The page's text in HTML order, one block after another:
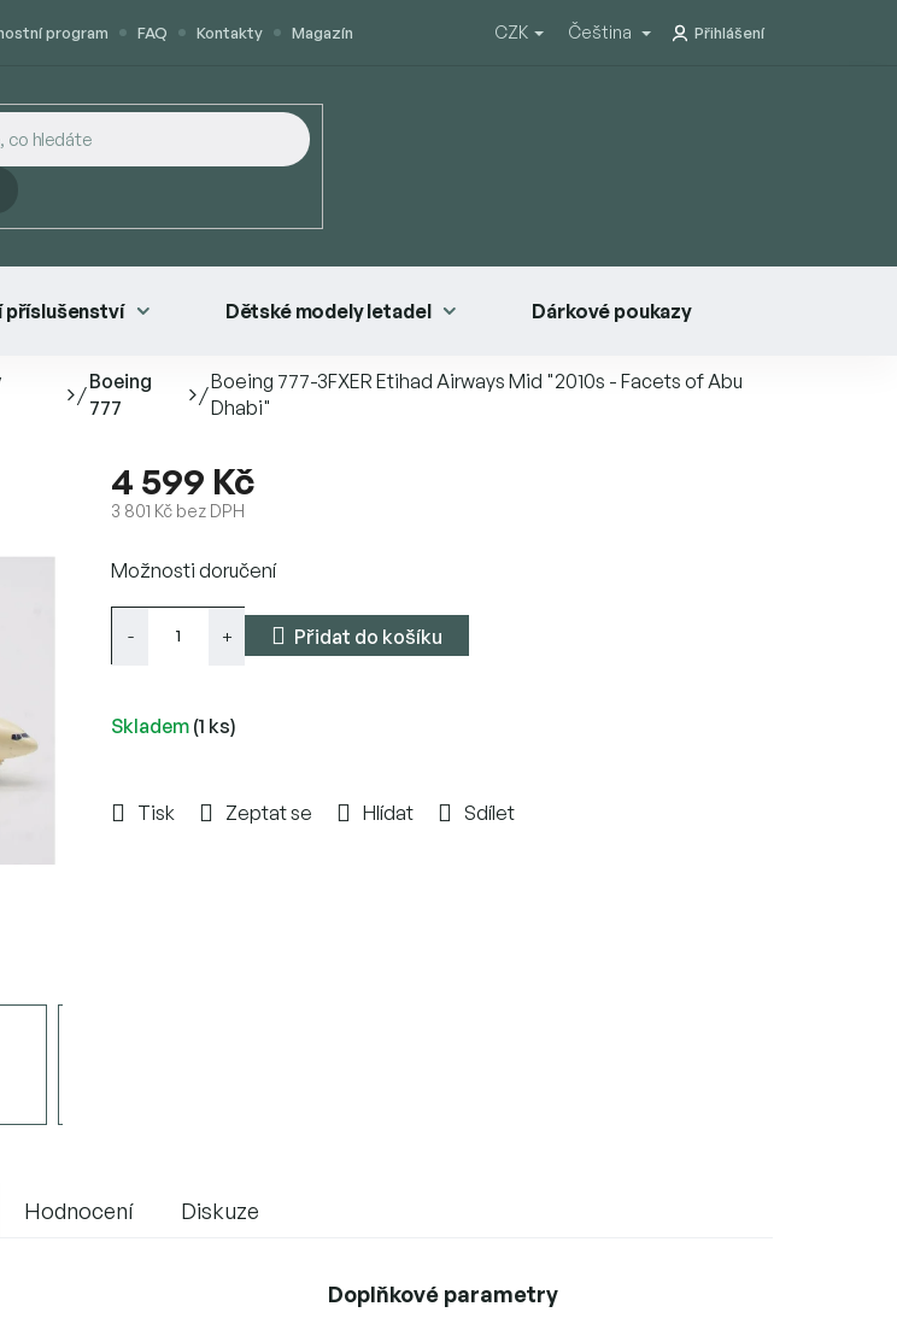
program FAQ Kontakty Magazín CZK Čeština Přihlášení
příslušenství Dětské modely letadel Dárkové poukazy
/
Boeing
777
/
Boeing 777-3FXER Etihad Airways Mid "2010s - Facets of Abu
Dhabi"
4 599 Kč
3 801 Kč bez DPH
cena:
Skladem (1 ks)
Možnosti doručení
Přidat do košíku
Tisk Zeptat se Hlídat Sdílet
Hodnocení Diskuze
Doplňkové parametry